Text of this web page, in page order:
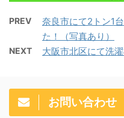
PREV
奈良市にて2トン1
た！（写真あり）
NEXT 大阪市北区にて洗
お問い合わせ